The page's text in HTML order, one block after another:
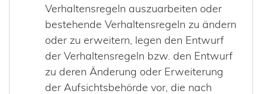
Verhaltensregeln auszuarbeiten oder
bestehende Verhaltensregeln zu ändern
oder zu erweitern, legen den Entwurf
der Verhaltensregeln bzw. den Entwurf
zu deren Änderung oder Erweiterung
der Aufsichtsbehörde vor, die nach